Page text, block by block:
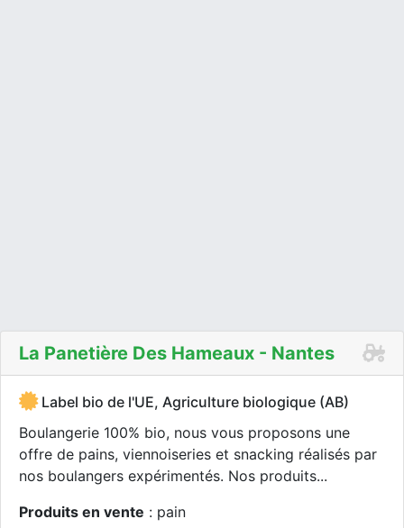
La Panetière Des Hameaux - Nantes
Label bio de l'UE, Agriculture biologique (AB)
Boulangerie 100% bio, nous vous proposons une
offre de pains, viennoiseries et snacking réalisés par
nos boulangers expérimentés. Nos produits...
Produits en vente : pain